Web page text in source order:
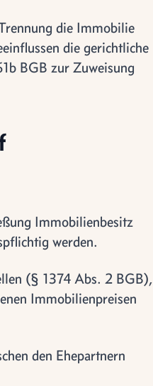
die Immobilie
die gerichtliche
BGB zur Zuweisung
Immobilienbesitz
werden.
(§ 1374 Abs. 2 BGB),
Immobilienpreisen
den Ehepartnern